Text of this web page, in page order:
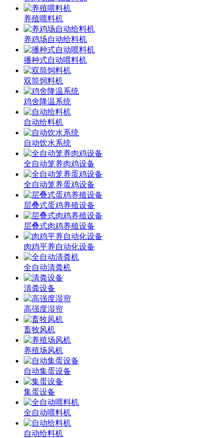
养殖喂料机
养鸡场自动给料机
播种式自动喂料机
双筒饲料机
鸡舍降温系统
自动给料机
自动饮水系统
全自动笼养肉鸡设备
全自动笼养蛋鸡设备
层叠式蛋鸡养殖设备
层叠式肉鸡养殖设备
肉鸡平养自动化设备
全自动清粪机
清粪设备
高强度湿帘
畜牧风机
养殖场风机
自动集蛋设备
集蛋设备
全自动喂料机
自动给料机